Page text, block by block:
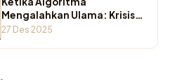
Mengalahkan Ulama: Krisis
Otoritas Keagamaan di
27 Des 2025